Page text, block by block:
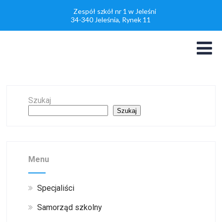
Zespół szkół nr 1 w Jeleśni
34-340 Jeleśnia, Rynek 11
Szukaj
Szukaj
Menu
Specjaliści
Samorząd szkolny